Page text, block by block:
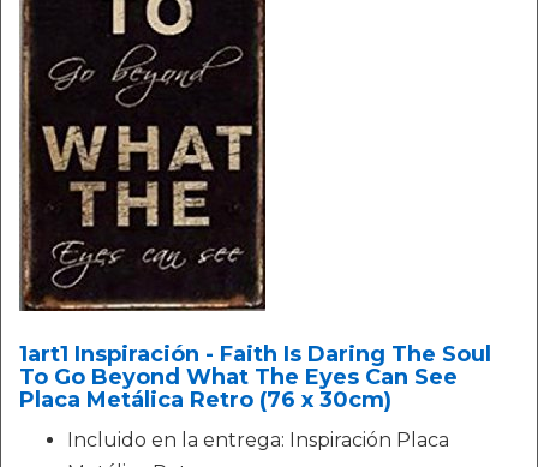
1art1 Inspiración - Faith Is Daring The Soul
To Go Beyond What The Eyes Can See
Placa Metálica Retro (76 x 30cm)
Incluido en la entrega: Inspiración Placa